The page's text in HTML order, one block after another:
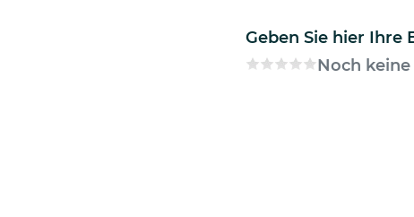
Geben Sie hier Ihre
Noch